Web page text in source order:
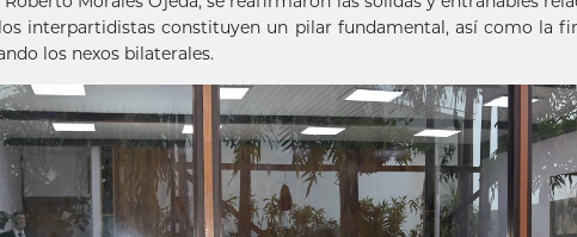
interpartidistas constituyen un pilar fundamental, así como la
los nexos bilaterales.